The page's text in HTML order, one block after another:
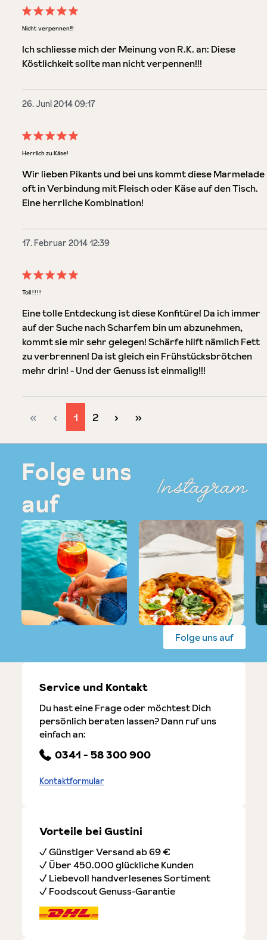
Bewertung mit 5 von 5 Sternen
Nicht verpennen!!!
Ich schliesse mich der Meinung von R.K. an: Diese
Köstlichkeit sollte man nicht verpennen!!!
26. Juni 2014 09:17
Bewertung mit 5 von 5 Sternen
Herrlich zu Käse!
Wir lieben Pikants und bei uns kommt diese Marmelade
oft in Verbindung mit Fleisch oder Käse auf den Tisch.
Eine herrliche Kombination!
17. Februar 2014 12:39
Bewertung mit 5 von 5 Sternen
Toll ! ! ! !
Eine tolle Entdeckung ist diese Konfitüre! Da ich immer
auf der Suche nach Scharfem bin um abzunehmen,
kommt sie mir sehr gelegen! Schärfe hilft nämlich Fett
zu verbrennen! Da ist gleich ein Frühstücksbrötchen
mehr drin! - Und der Genuss ist einmalig!!!
Seite
1 Seite
2
Folge uns
auf
Instagram
Folge uns auf
Service und Kontakt
Du hast eine Frage oder möchtest Dich
persönlich beraten lassen? Dann ruf uns
einfach an:
0341 - 58 300 900
Kontaktformular
Vorteile bei Gustini
✓ Günstiger Versand ab 69 €
✓ Über 450.000 glückliche Kunden
✓ Liebevoll handverlesenes Sortiment
✓ Foodscout Genuss-Garantie